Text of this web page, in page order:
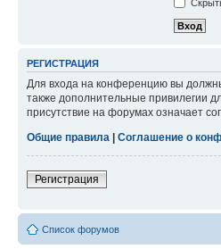
РЕГИСТРАЦИЯ
Для входа на конференцию вы
также дополнительные привилегии
присутствие на форумах означает
Общие правила
Соглашение о
Регистрация
Список форумов